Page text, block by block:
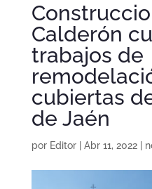
Calderón
trabajos de
cubiertas
de Jaén
por Editor| Abr 11, 2022|